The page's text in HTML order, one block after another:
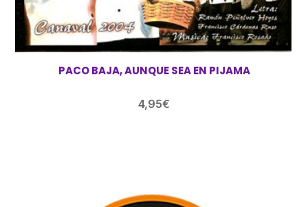
PACO BAJA, AUNQUE SEA EN PIJAMA
4,95€